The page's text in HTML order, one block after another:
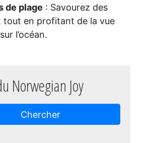
de plage : Savourez des
tout en profitant de la vue
l’océan.
Norwegian Joy
Chercher